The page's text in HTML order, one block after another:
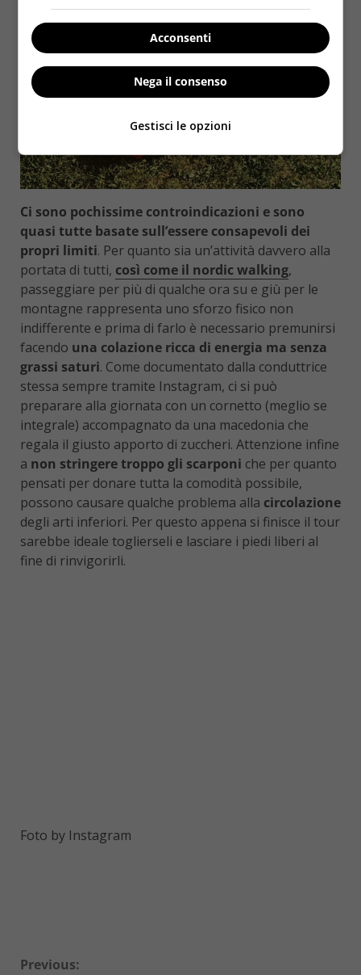
Ci sono pochissime controindicazioni e sono
quasi tutte basate sull’essere consapevoli dei
propri limiti. Per quanto sia un’attività davvero alla
portata di tutti, così come il nordic walking,
passeggiare per più di qualche ora su e giù per le
montagne rappresenta uno sforzo fisico non
indifferente e prima di farlo è necessario premunirsi
facendo una colazione ricca di energia ma senza
grassi saturi. Come documentato dalla conduttrice
stessa sempre tramite Instagram, ci si può
preparare alla giornata con un cornetto (meglio se
integrale) accompagnato da una macedonia che
regala il giusto apporto di zuccheri. Attenzione infine
a non stringere troppo gli scarponi che per quanto
pensati per donare tutta la comodità possibile,
possono causare qualche problema alla circolazione
degli arti inferiori. Per questo appena si finisce il tour
sarebbe ideale toglierseli e lasciare i piedi liberi al
fine di rinvigorirli.
Foto by Instagram
Previous:
Acconsenti
Nega il consenso
Gestisci le opzioni